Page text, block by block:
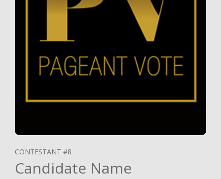
CONTESTANT #8
Candidate Name